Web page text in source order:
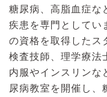
糖尿病、高脂血症な
疾患を専門としてい
の資格を取得したス
検査技師、理学療法
内服やインスリンな
尿病教室を開催し、